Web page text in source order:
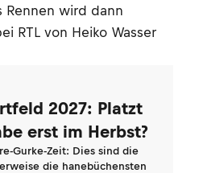
Rennen wird dann
RTL von Heiko Wasser
2027: Platzt
erst im Herbst?
Gurke-Zeit: Dies sind die
die hanebüchensten